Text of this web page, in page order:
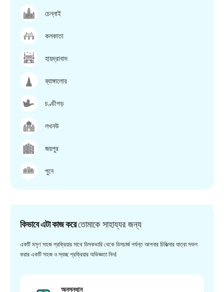
চেন্নাই
কলকাতা
হায়দ্রাবাদ
ব্যাঙ্গালোর
চণ্ডীগড়
লখনউ
জয়পুর
পুনে
কিভাবে এটা কাজ করেতোমাকে সাহায্যর জন্য
একটি মসৃণ সহজ প্রক্রিয়ার সাথে ডিসকভারি থেকে ডিসচার্জ পর্যন্ত আপনার চিকিত্সার যাত্রা সফল
করার একটি সহজ ও স্বচ্ছ প্রক্রিয়ার অভিজ্ঞতা নিন।
অনুসন্ধান